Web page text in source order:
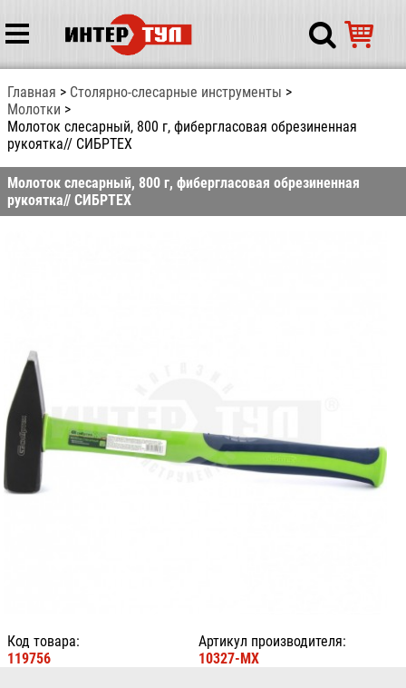
Главная
Столярно-слесарные инструменты
Молотки
Молоток слесарный, 800 г, фибергласовая обрезиненная
рукоятка// СИБРТЕХ
Молоток слесарный, 800 г, фибергласовая обрезиненная
рукоятка// СИБРТЕХ
Код товара:
119756
Артикул производителя:
10327-MX